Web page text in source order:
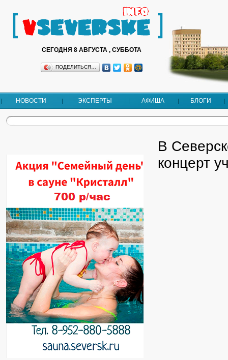
СЕГОДНЯ 8 АВГУСТА , СУББОТА
ПОДЕЛИТЬСЯ…
НОВОСТИ ЭКСПЕРТЫ АФИША БЛОГИ
В
концерт